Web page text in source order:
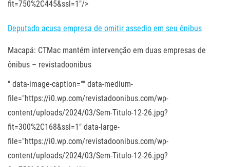
fit=750%2C445&ssl=1"/>
Deputado acusa empresa de omitir assedio em seu ônibus
Macapá: CTMac mantém intervenção em duas empresas de
ônibus – revistadoonibus
" data-image-caption="" data-medium-
file="https://i0.wp.com/revistadoonibus.com/wp-
content/uploads/2024/03/Sem-Titulo-12-26.jpg?
fit=300%2C168&ssl=1" data-large-
file="https://i0.wp.com/revistadoonibus.com/wp-
content/uploads/2024/03/Sem-Titulo-12-26.jpg?